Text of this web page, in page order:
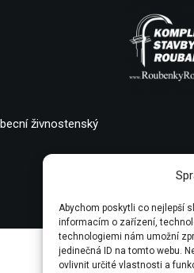
Abychom poskytli co nejlepší
informacím o zařízení,
technologiemi nám umožní
jedinečná ID na tomto webu.
ovlivnit určité vlastnosti a
živnostenský